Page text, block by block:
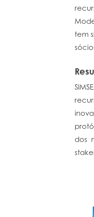
tem
dos